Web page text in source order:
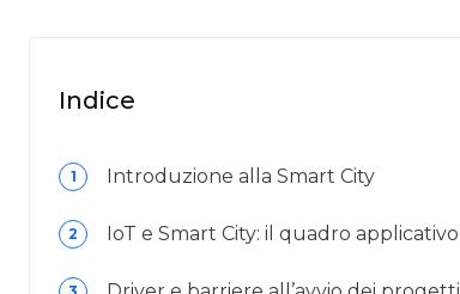
Indice
1 Introduzione alla Smart City
2 IoT e Smart City: il quadro applicativo